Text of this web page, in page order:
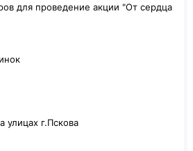
для проведение акции "От сердца
улицах г.Пскова